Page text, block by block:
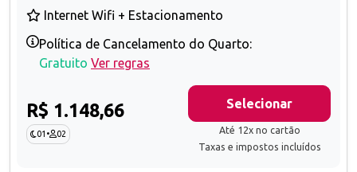
Internet Wifi + Estacionamento
Política de Cancelamento do Quarto:
Gratuito Ver regras
R$ 1.148,66
01 • 02
Selecionar
Até 12x no cartão
Taxas e impostos incluídos